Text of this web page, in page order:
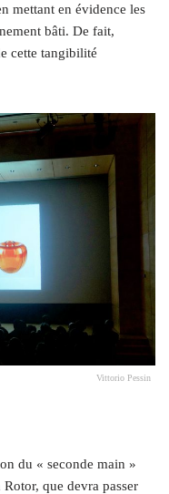
mettant en évidence les
bâti. De fait,
cette tangibilité
Vittorio Pessin
du « seconde main »
que devra passer